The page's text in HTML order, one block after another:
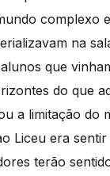
complexo
na
que
do que
a limitação do
Liceu era
terão